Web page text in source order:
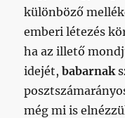
különböző
emberi létezés
ha az illető
idejét,babarnak
még mi is